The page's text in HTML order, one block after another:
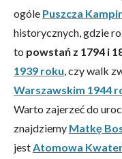
ogóle Puszcza
historycznych, gdzie
to powstań z 1794 i
1939 roku, czy walk
Warszawskim 1944
Warto zajerzeć do
znajdziemy Matkę
jestAtomowa